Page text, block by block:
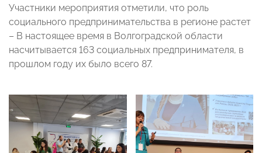
Участники мероприятия отметили, что роль
социального предпринимательства в регионе растет
– В настоящее время в Волгоградской области
насчитывается 163 социальных предпринимателя, в
прошлом году их было всего 87.